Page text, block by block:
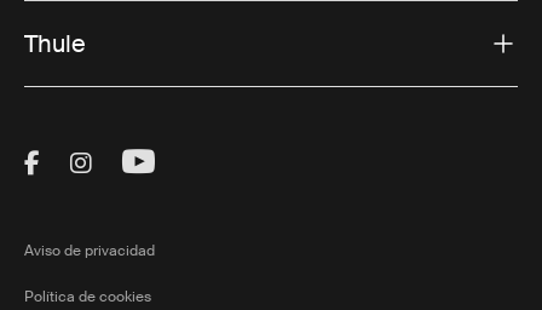
Thule
Visit Thule on Facebook (external link)
Visit Thule on Instagram (external link)
Visit Thule on Youtube (external
Aviso de privacidad
Política de cookies